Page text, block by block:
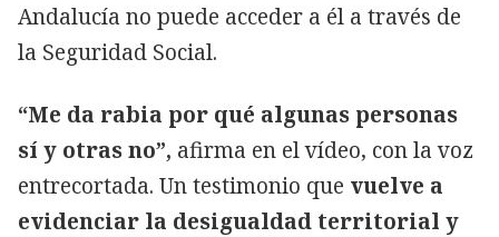
Andalucía no puede acceder a él a través de
la Seguridad Social.
“Me da rabia por qué algunas personas
sí y otras no”, afirma en el vídeo, con la voz
entrecortada. Un testimonio que vuelve a
evidenciar la desigualdad territorial y